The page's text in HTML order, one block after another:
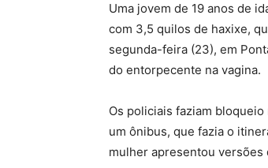
Uma jovem de 19 anos de
com 3,5 quilos de haxixe,
segunda-feira (23), em
do entorpecente na vagina.
Os policiais faziam
um ônibus, que fazia o
mulher apresentou versões